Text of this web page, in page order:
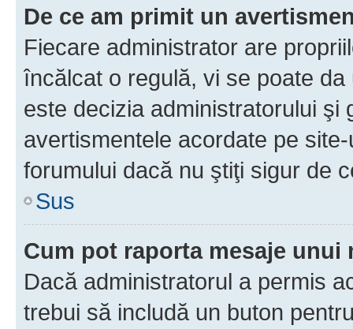
De ce am primit un
Fiecare administrator are
încălcat o regulă, vi se poate
este decizia administratorului şi
avertismentele acordate pe
forumului dacă nu ştiţi sigur de
Sus
Cum pot raporta mesaje unui
Dacă administratorul a permis
trebui să includă un buton